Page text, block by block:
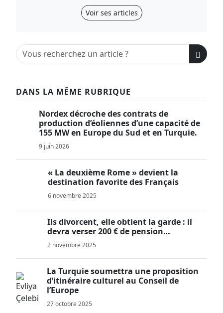
Voir ses articles
DANS LA MÊME RUBRIQUE
Nordex décroche des contrats de
production d’éoliennes d’une capacité de
155 MW en Europe du Sud et en Turquie.
9 juin 2026
« La deuxième Rome » devient la
destination favorite des Français
6 novembre 2025
Ils divorcent, elle obtient la garde : il
devra verser 200 € de pension…
2 novembre 2025
La Turquie soumettra une proposition
d’itinéraire culturel au Conseil de
l’Europe
27 octobre 2025